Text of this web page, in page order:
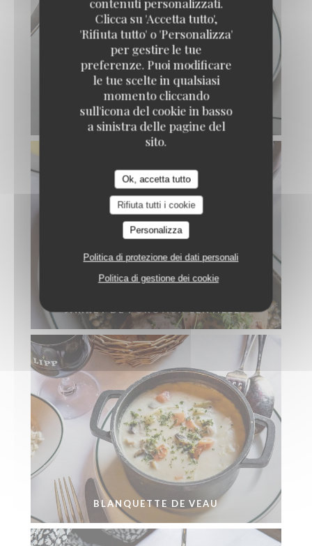
contenuti personalizzati.
Clicca su 'Accetta tutto',
'Rifiuta tutto' o 'Personalizza'
per gestire le tue
preferenze. Puoi modificare
le tue scelte in qualsiasi
momento cliccando
sull'icona del cookie in basso
a sinistra delle pagine del
sito.
Ok, accetta tutto
Rifiuta tutti i cookie
Personalizza
Politica di protezione dei dati personali
Politica di gestione dei cookie
ANDOUILLETTE AAAAA
JARRET DE PORC AUX LENTILLES
BLANQUETTE DE VEAU